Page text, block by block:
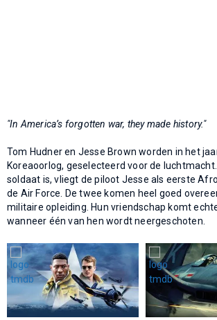
"In America’s forgotten war, they made history."
Tom Hudner en Jesse Brown worden in het
Koreaoorlog, geselecteerd voor de
soldaat is, vliegt de piloot Jesse als eerste
de Air Force. De twee komen heel goed
militaire opleiding. Hun vriendschap komt
wanneer één van hen wordt neergeschoten.